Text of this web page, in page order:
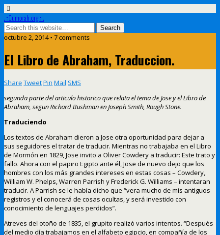
.::Cumorah.org ::.
octubre 2, 2014 • 7 comments
El Libro de Abraham, Traduccion.
Share TweetPin Mail SMS
segunda parte del articulo historico que relata el tema de Jose y el Libro de
Abraham, segun Richard Bushman en Joseph Smith, Rough Stone.
Traduciendo
Los textos de Abraham dieron a Jose otra oportunidad para dejar a
sus seguidores el tratar de traducir. Mientras no trabajaba en el Libro
de Mormón en 1829, Jose invito a Oliver Cowdery a traducir: Este trato y
fallo. Ahora con el papiro Egipto ante él, Jose de nuevo dejo que los
hombres con los más grandes intereses en estas cosas – Cowdery,
William W. Phelps, Warren Parrish y Frederick G. Williams – intentaran
traducir. A Parrish se le había dicho que “vera mucho de mis antiguos
registros y el conocerá de cosas ocultas, y será investido con
conocimiento de lenguajes perdidos”.
Atreves del otoño de 1835, el grupito realizó varios intentos. “Después
del medio día trabajamos en el alfabeto egipcio, en compañía de los